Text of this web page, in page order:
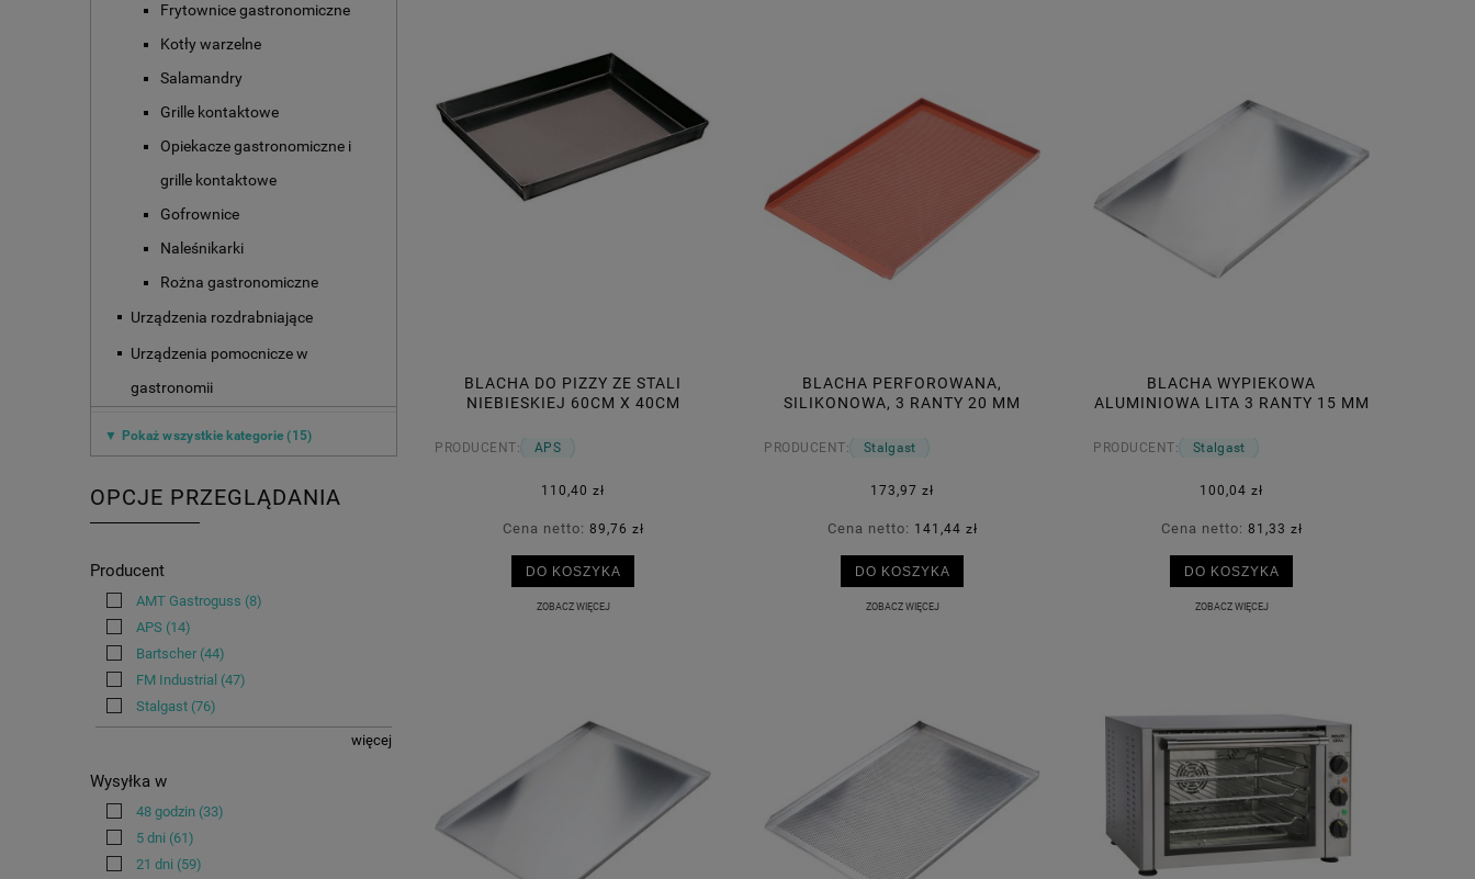
Frytownice gastronomiczne
Kotły warzelne
Salamandry
Grille kontaktowe
Opiekacze gastronomiczne i
grille kontaktowe
Gofrownice
Naleśnikarki
Rożna gastronomiczne
Urządzenia rozdrabniające
Urządzenia pomocnicze w
gastronomii
▼ Pokaż wszystkie kategorie (15)
OPCJE PRZEGLĄDANIA
Producent
AMT Gastroguss (8)
APS (14)
Bartscher (44)
FM Industrial (47)
Stalgast (76)
więcej
Wysyłka w
48 godzin (33)
5 dni (61)
21 dni (59)
BLACHA DO PIZZY ZE STALI
NIEBIESKIEJ 60CM X 40CM
PRODUCENT: APS
110,40 zł
Cena netto: 89,76 zł
DO KOSZYKA
ZOBACZ WIĘCEJ
BLACHA PERFOROWANA,
SILIKONOWA, 3 RANTY 20 MM
PRODUCENT: Stalgast
173,97 zł
Cena netto: 141,44 zł
DO KOSZYKA
ZOBACZ WIĘCEJ
BLACHA WYPIEKOWA
ALUMINIOWA LITA 3 RANTY 15 MM
PRODUCENT: Stalgast
100,04 zł
Cena netto: 81,33 zł
DO KOSZYKA
ZOBACZ WIĘCEJ